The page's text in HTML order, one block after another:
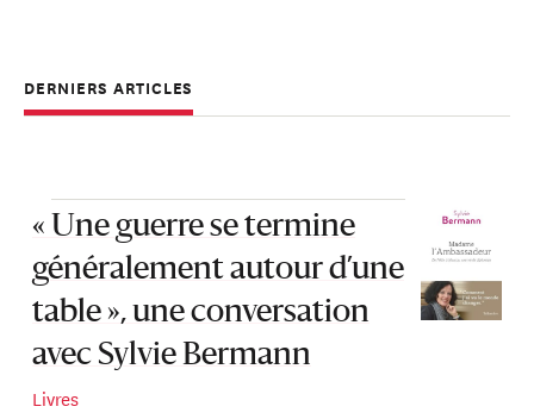
DERNIERS ARTICLES
« Une guerre se termine
généralement autour d’une
table », une conversation
avec Sylvie Bermann
Livres